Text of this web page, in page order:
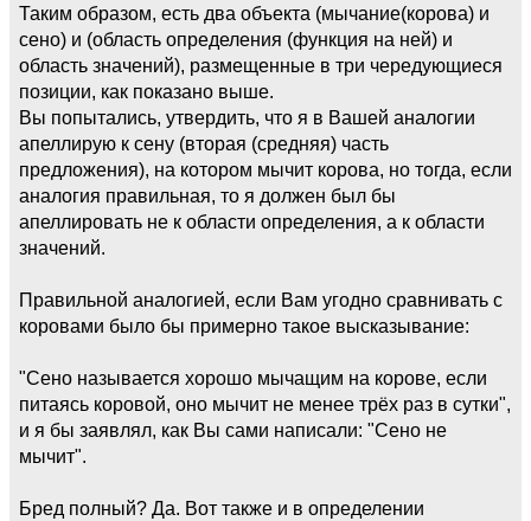
Таким образом, есть два объекта (мычание(корова) и
сено) и (область определения (функция на ней) и
область значений), размещенные в три чередующиеся
позиции, как показано выше.
Вы попытались, утвердить, что я в Вашей аналогии
апеллирую к сену (вторая (средняя) часть
предложения), на котором мычит корова, но тогда, если
аналогия правильная, то я должен был бы
апеллировать не к области определения, а к области
значений.
Правильной аналогией, если Вам угодно сравнивать с
коровами было бы примерно такое высказывание:
"Сено называется хорошо мычащим на корове, если
питаясь коровой, оно мычит не менее трёх раз в сутки",
и я бы заявлял, как Вы сами написали: "Сено не
мычит".
Бред полный? Да. Вот также и в определении